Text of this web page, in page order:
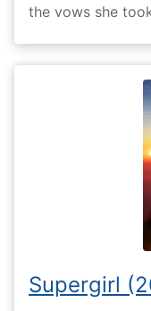
the vows she
Supergirl